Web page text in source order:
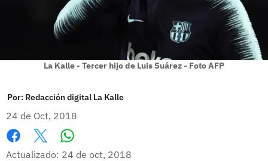
La Kalle - Tercer hijo de Luis Suárez - Foto AFP
Por: Redacción digital La Kalle
24 de Oct, 2018
Facebook
X
Actualizado: 24 de oct, 2018